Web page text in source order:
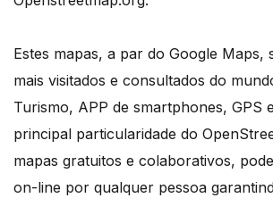
Estes mapas, a par do Google Maps,
mais visitados e consultados do
Turismo, APP de smartphones, GPS
principal particularidade do
mapas gratuitos e colaborativos,
on-line por qualquer pessoa